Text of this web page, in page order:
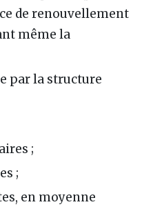
de renouvellement
même la
par la structure
;
;
en moyenne